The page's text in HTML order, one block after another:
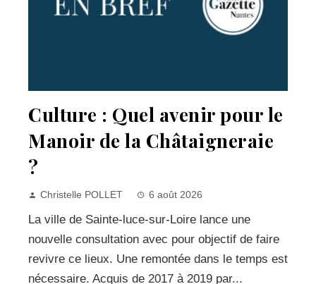
Culture : Quel avenir pour le
Manoir de la Châtaigneraie
?
Christelle POLLET 6 août 2026
La ville de Sainte-luce-sur-Loire lance une
nouvelle consultation avec pour objectif de faire
revivre ce lieux. Une remontée dans le temps est
nécessaire. Acquis de 2017 à 2019 par...